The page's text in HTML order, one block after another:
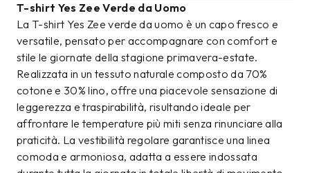
T-shirt Yes Zee Verde da Uomo
La T-shirt Yes Zee verde da uomo è un capo fresco e
versatile, pensato per accompagnare con comfort e
stile le giornate della stagione primavera-estate.
Realizzata in un tessuto naturale composto da 70%
cotone e 30% lino, offre una piacevole sensazione di
leggerezza e traspirabilità, risultando ideale per
affrontare le temperature più miti senza rinunciare alla
praticità. La vestibilità regolare garantisce una linea
comoda e armoniosa, adatta a essere indossata